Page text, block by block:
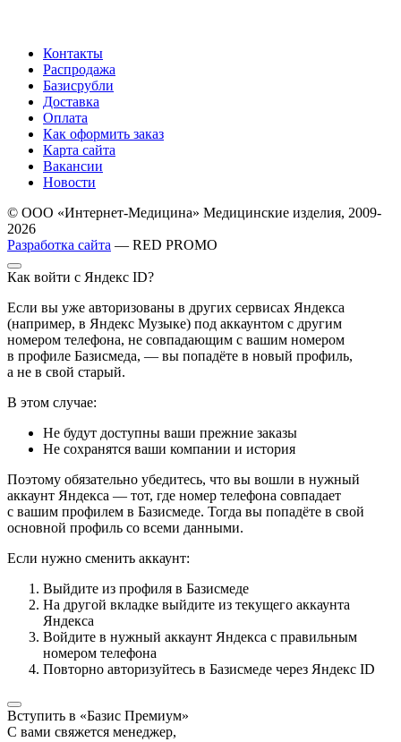
Контакты
Распродажа
Базисрубли
Доставка
Оплата
Как оформить заказ
Карта сайта
Вакансии
Новости
© ООО «Интернет-Медицина» Медицинские изделия, 2009-
2026
Разработка сайта — RED PROMO
Как войти с Яндекс ID?
Если вы уже авторизованы в других сервисах Яндекса
(например, в Яндекс Музыке) под аккаунтом с другим
номером телефона, не совпадающим с вашим номером
в профиле Базисмеда, — вы попадёте в новый профиль,
а не в свой старый.
В этом случае:
Не будут доступны ваши прежние заказы
Не сохранятся ваши компании и история
Поэтому обязательно убедитесь, что вы вошли в нужный
аккаунт Яндекса — тот, где номер телефона совпадает
с вашим профилем в Базисмеде. Тогда вы попадёте в свой
основной профиль со всеми данными.
Если нужно сменить аккаунт:
Выйдите из профиля в Базисмеде
На другой вкладке выйдите из текущего аккаунта
Яндекса
Войдите в нужный аккаунт Яндекса с правильным
номером телефона
Повторно авторизуйтесь в Базисмеде через Яндекс ID
Вступить в «Базис Премиум»
С вами свяжется менеджер,